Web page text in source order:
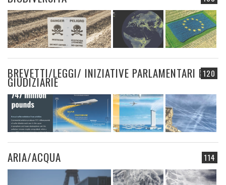
120
BREVETTI/LEGGI/ INIZIATIVE PARLAMENTARI E
GIUDIZIARIE
114
ARIA/ACQUA